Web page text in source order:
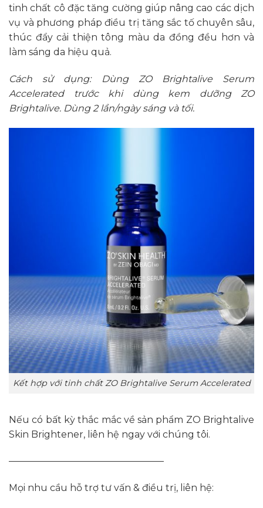
tinh chất cô đặc tăng cường giúp nâng cao các dịch
vụ và phương pháp điều trị tăng sắc tố chuyên sâu,
thúc đẩy cải thiện tông màu da đồng đều hơn và
làm sáng da hiệu quả.
Cách sử dụng: Dùng ZO Brightalive Serum
Accelerated trước khi dùng kem dưỡng ZO
Brightalive. Dùng 2 lần/ngày sáng và tối.
Kết hợp với tinh chất ZO Brightalive Serum Accelerated
Nếu có bất kỳ thắc mắc về sản phẩm ZO Brightalive
Skin Brightener, liên hệ ngay với chúng tôi.
————————————————–
Mọi nhu cầu hỗ trợ tư vấn & điều trị, liên hệ: